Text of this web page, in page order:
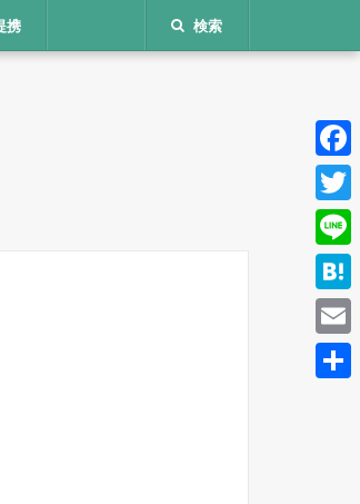
携 検索
Line
Email